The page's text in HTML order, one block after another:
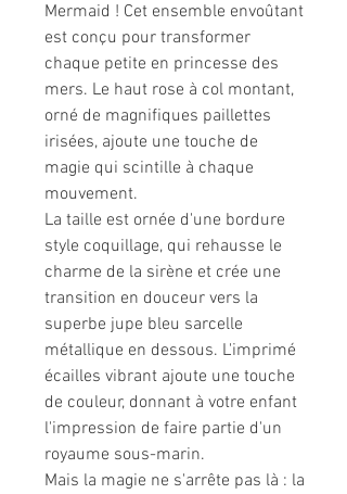
Mermaid ! Cet ensemble envoûtant
est conçu pour transformer
chaque petite en princesse des
mers. Le haut rose à col montant,
orné de magnifiques paillettes
irisées, ajoute une touche de
magie qui scintille à chaque
mouvement.
La taille est ornée d'une bordure
style coquillage, qui rehausse le
charme de la sirène et crée une
transition en douceur vers la
superbe jupe bleu sarcelle
métallique en dessous. L'imprimé
écailles vibrant ajoute une touche
de couleur, donnant à votre enfant
l'impression de faire partie d'un
royaume sous-marin.
Mais la magie ne s'arrête pas là : la